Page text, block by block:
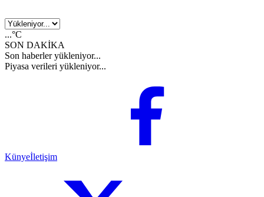
...°C
SON DAKİKA
Son haberler yükleniyor...
Piyasa verileri yükleniyor...
Künyeİletişim